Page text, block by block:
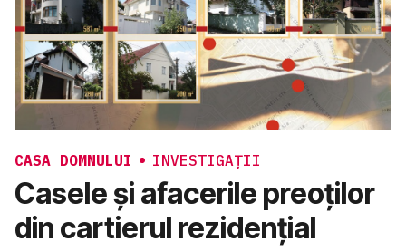
CASA DOMNULUI INVESTIGAȚII
Casele și afacerile preoților
din cartierul rezidențial